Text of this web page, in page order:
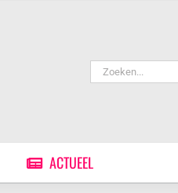
Zoeken
naar:
ACTUEEL